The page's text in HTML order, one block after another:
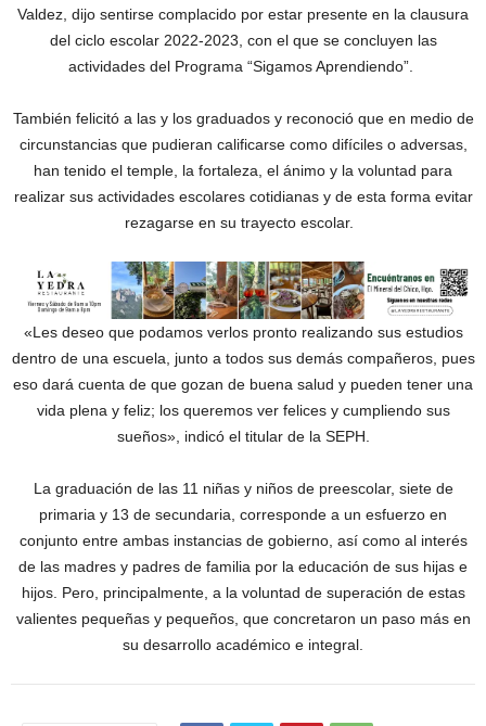
Valdez, dijo sentirse complacido por estar presente en la clausura
del ciclo escolar 2022-2023, con el que se concluyen las
actividades del Programa “Sigamos Aprendiendo”.
También felicitó a las y los graduados y reconoció que en medio de
circunstancias que pudieran calificarse como difíciles o adversas,
han tenido el temple, la fortaleza, el ánimo y la voluntad para
realizar sus actividades escolares cotidianas y de esta forma evitar
rezagarse en su trayecto escolar.
«Les deseo que podamos verlos pronto realizando sus estudios
dentro de una escuela, junto a todos sus demás compañeros, pues
eso dará cuenta de que gozan de buena salud y pueden tener una
vida plena y feliz; los queremos ver felices y cumpliendo sus
sueños», indicó el titular de la SEPH.
La graduación de las 11 niñas y niños de preescolar, siete de
primaria y 13 de secundaria, corresponde a un esfuerzo en
conjunto entre ambas instancias de gobierno, así como al interés
de las madres y padres de familia por la educación de sus hijas e
hijos. Pero, principalmente, a la voluntad de superación de estas
valientes pequeñas y pequeños, que concretaron un paso más en
su desarrollo académico e integral.